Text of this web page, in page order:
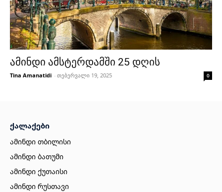
ამინდი ამსტერდამში 25 დღის
Tina Amanatidi - თებერვალი 19, 2025 0
ქალაქები
ამინდი თბილისი
ამინდი ბათუმი
ამინდი ქუთაისი
ამინდი რუსთავი